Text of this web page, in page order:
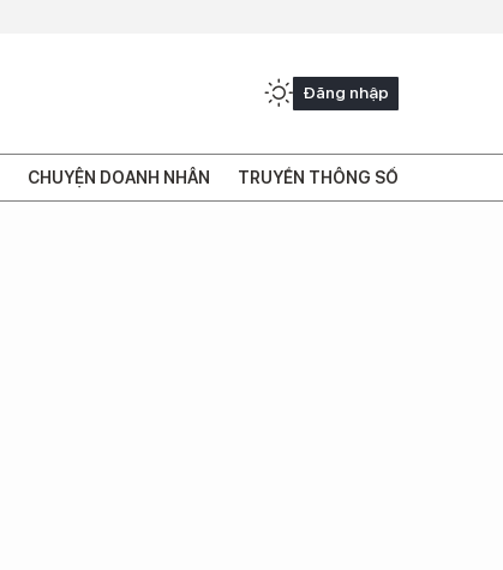
Đăng nhập
CHUYỆN DOANH NHÂN TRUYỀN THÔNG SỐ